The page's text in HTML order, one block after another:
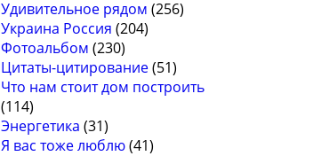
Удивительное рядом (256)
Украина Россия (204)
Фотоальбом (230)
Цитаты-цитирование(51)
Что нам стоит дом построить
(114)
Энергетика (31)
Я вас тоже люблю(41)